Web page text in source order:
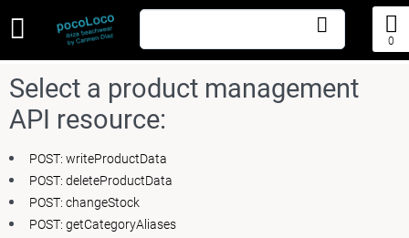
0
Select a product management
API resource:
POST: writeProductData
POST: deleteProductData
POST: changeStock
POST: getCategoryAliases